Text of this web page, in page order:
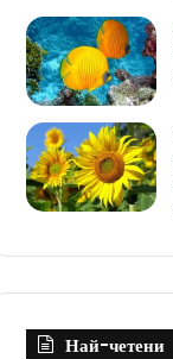
Най-четени